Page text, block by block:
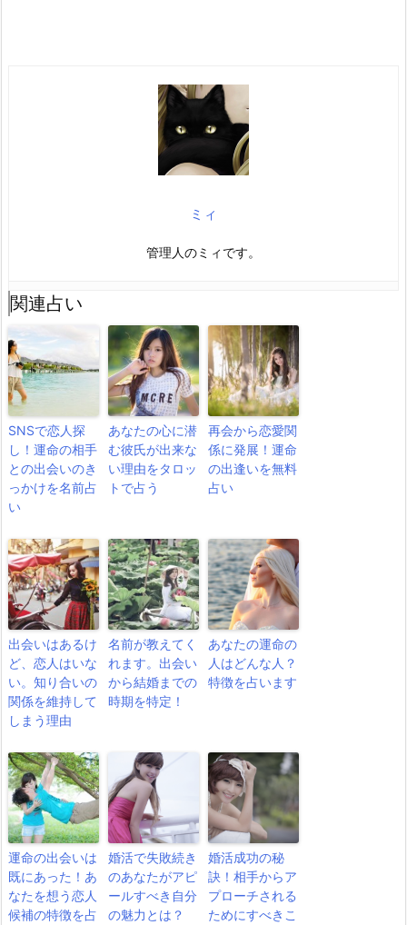
ミィ
管理人のミィです。
関連占い
SNSで恋人探
し！運命の相手
との出会いのき
っかけを名前占
い
あなたの心に潜
む彼氏が出来な
い理由をタロッ
トで占う
再会から恋愛関
係に発展！運命
の出逢いを無料
占い
出会いはあるけ
ど、恋人はいな
い。知り合いの
関係を維持して
しまう理由
名前が教えてく
れます。出会い
から結婚までの
時期を特定！
あなたの運命の
人はどんな人？
特徴を占います
運命の出会いは
既にあった！あ
なたを想う恋人
候補の特徴を占
婚活で失敗続き
のあなたがアピ
ールすべき自分
の魅力とは？
婚活成功の秘
訣！相手からア
プローチされる
ためにすべきこ